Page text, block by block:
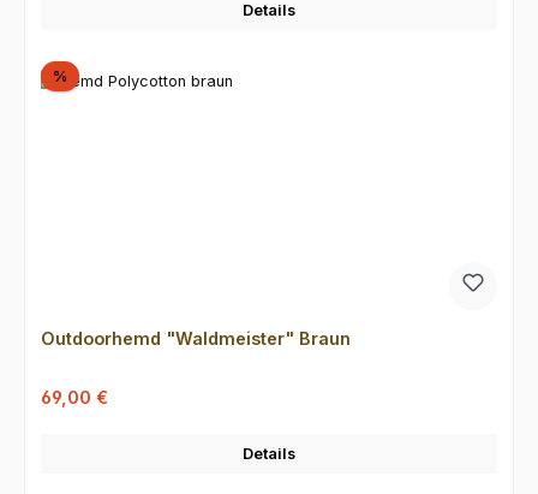
Details
%Rabatt
Outdoorhemd "Waldmeister" Braun
Verkaufspreis:
69,00 €
Details